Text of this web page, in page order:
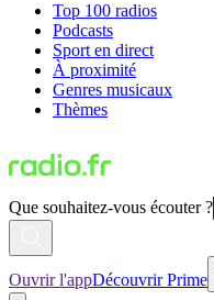
Top 100 radios
Podcasts
Sport en direct
À proximité
Genres musicaux
Thèmes
Que souhaitez-vous écouter ?
Ouvrir l'appDécouvrir Prime